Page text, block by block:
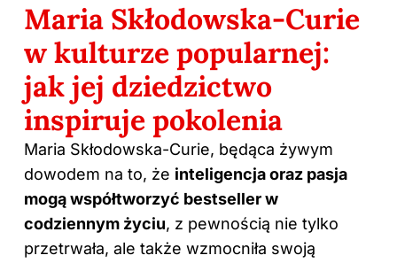
Maria Skłodowska-Curie
w kulturze popularnej:
jak jej dziedzictwo
inspiruje pokolenia
Maria Skłodowska-Curie, będąca żywym
dowodem na to, że inteligencja oraz pasja
mogą współtworzyć bestseller w
codziennym życiu, z pewnością nie tylko
przetrwała, ale także wzmocniła swoją